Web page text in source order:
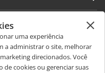
uma experiência
a administrar o site, melhorar
direcionados. Você
cookies ou gerenciar suas